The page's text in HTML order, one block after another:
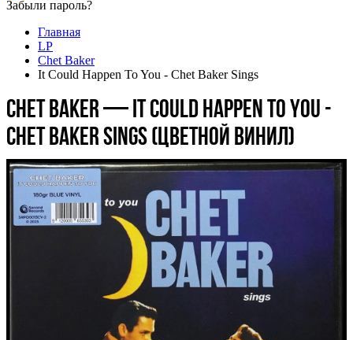
Забыли пароль?
Главная
LP
Chet Baker
It Could Happen To You - Chet Baker Sings
Chet Baker — It Could Happen To You -
Chet Baker Sings (цветной винил)